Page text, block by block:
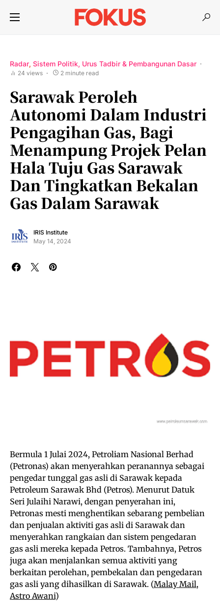
Radar Sistem Politik, Urus Tadbir & Pembangunan Dasar
24 views 2 minute read
Sarawak Peroleh
Autonomi Dalam Industri
Pengagihan Gas, Bagi
Menampung Projek Pelan
Hala Tuju Gas Sarawak
Dan Tingkatkan Bekalan
Gas Dalam Sarawak
IRIS Institute
May 14, 2024
Bermula 1 Julai 2024, Petroliam Nasional Berhad
(Petronas) akan menyerahkan peranannya sebagai
pengedar tunggal gas asli di Sarawak kepada
Petroleum Sarawak Bhd (Petros). Menurut Datuk
Seri Julaihi Narawi, dengan penyerahan ini,
Petronas mesti menghentikan sebarang pembelian
dan penjualan aktiviti gas asli di Sarawak dan
menyerahkan rangkaian dan sistem pengedaran
gas asli mereka kepada Petros. Tambahnya, Petros
juga akan menjalankan semua aktiviti yang
berkaitan perolehan, pembekalan dan pengedaran
gas asli yang dihasilkan di Sarawak. (Malay Mail,
Astro Awani)